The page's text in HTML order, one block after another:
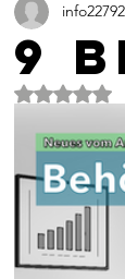
9
Mit NaN